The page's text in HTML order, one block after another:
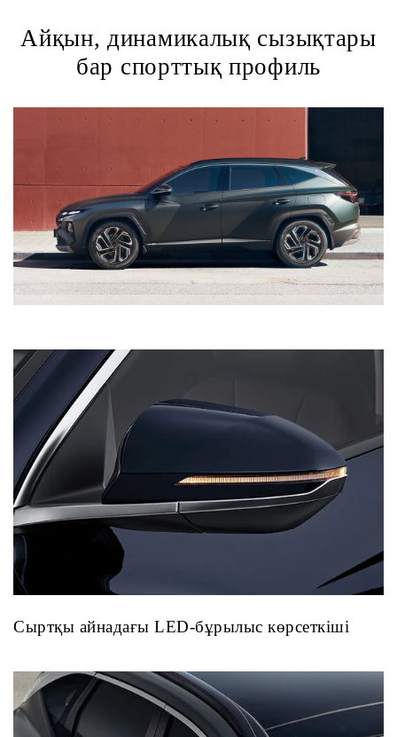
Айқын, динамикалық сызықтары
бар спорттық профиль
Сыртқы айнадағы LED-бұрылыс көрсеткіші